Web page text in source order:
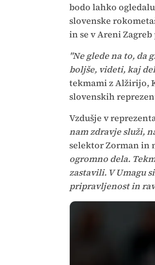
bodo lahko
slovenske
in se v Areni
"Ne glede na to, da
boljše, videti, kaj
tekmami z Alžirijo,
slovenskih
Vzdušje v
nam zdravje služi,
selektor Zorman in
ogromno dela.
zastavili. V Umagu
pripravljenost in